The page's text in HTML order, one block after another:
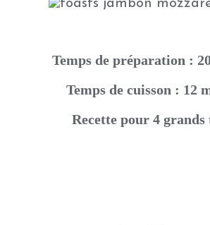
Temps de préparation :
Temps de cuisson : 12
Recette pour 4 grands